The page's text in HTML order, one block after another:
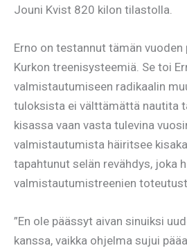
Jouni Kvist 820 kilon tilastolla.
Erno on testannut tämän vuoden
Kurkon treenisysteemiä. Se toi
valmistautumiseen radikaalin
tuloksista ei välttämättä nautita
kisassa vaan vasta tulevina
valmistautumista häiritsee
tapahtunut selän revähdys, joka
valmistautumistreenien
”En ole päässyt aivan sinuiksi
kanssa, vaikka ohjelma sujui